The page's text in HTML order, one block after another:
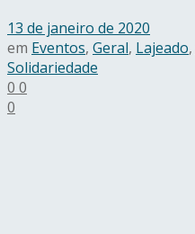
13 de janeiro de 2020
em Eventos, Geral, Lajeado,
Solidariedade
0 0
0